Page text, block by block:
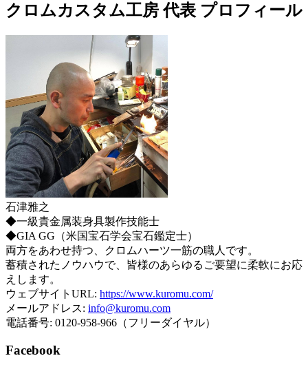
クロムカスタム工房 代表 プロフィール
石津雅之
◆一級貴金属装身具製作技能士
◆GIA GG（米国宝石学会宝石鑑定士）
両方をあわせ持つ、クロムハーツ一筋の職人です。
蓄積されたノウハウで、皆様のあらゆるご要望に柔軟にお応
えします。
ウェブサイトURL: https://www.kuromu.com/
メールアドレス: info@kuromu.com
電話番号: 0120-958-966（フリーダイヤル）
Facebook